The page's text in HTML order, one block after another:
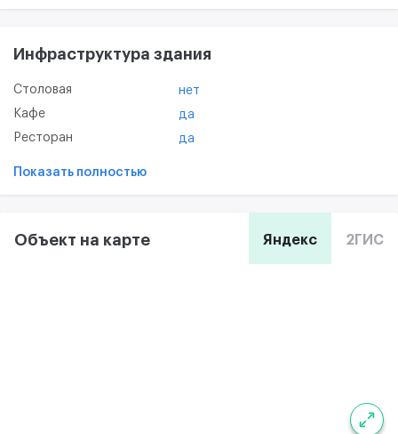
Инфраструктура здания
Столовая
нет
Кафе
да
Ресторан
да
Показать полностью
Объект на карте Яндекс 2ГИС